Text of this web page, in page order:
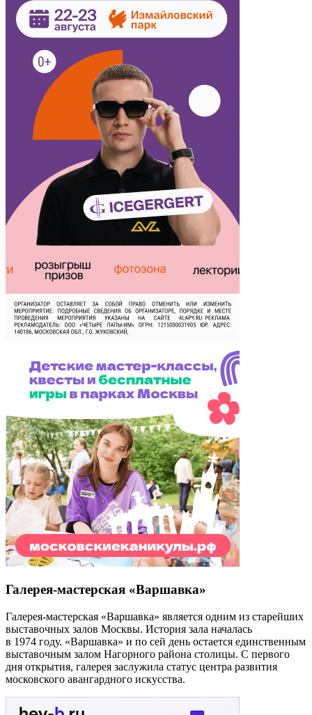
Галерея-мастерская «Варшавка»
Галерея-мастерская «Варшавка» является одним из старейших
выставочных залов Москвы. История зала началась
в 1974 году. «Варшавка» и по сей день остается единственным
выставочным залом Нагорного района столицы. С первого
дня открытия, галерея заслужила статус центра развития
московского авангардного искусства.